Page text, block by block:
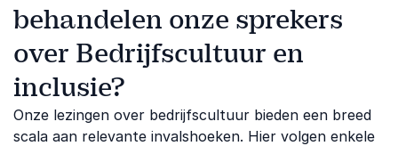
behandelen onze sprekers
over Bedrijfscultuur en
inclusie?
Onze lezingen over bedrijfscultuur bieden een breed
scala aan relevante invalshoeken. Hier volgen enkele